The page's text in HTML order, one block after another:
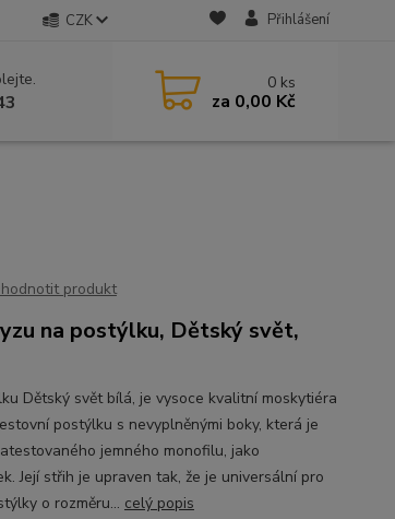
CZK Přihlášení
0 ks
za 0,00 Kč
produkt
na postýlku, Dětský svět,
Dětský svět bílá, je vysoce kvalitní moskytiéra
postýlku s nevyplněnými boky, která je
jemného monofilu, jako
Její střih je upraven tak, že je universální pro
o rozměru... celý popis